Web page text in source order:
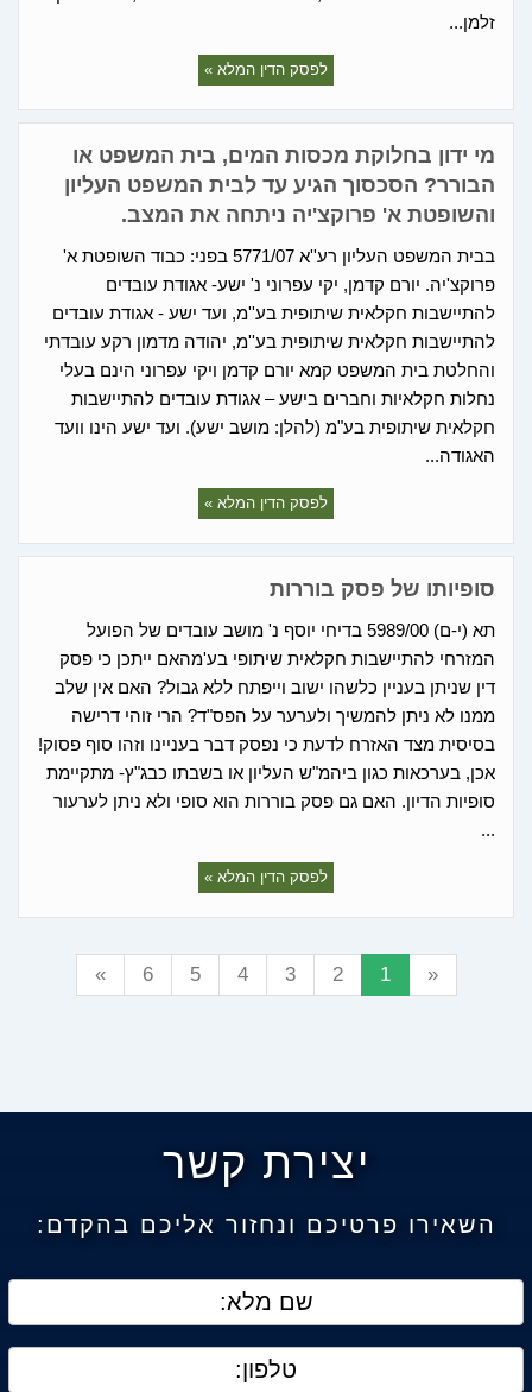
זלמן...
לפסק הדין המלא »
מי ידון בחלוקת מכסות המים, בית המשפט או
הבורר? הסכסוך הגיע עד לבית המשפט העליון
והשופטת א' פרוקצ'יה ניתחה את המצב.
בבית המשפט העליון רע''א 5771/07 בפני: כבוד השופטת א'
פרוקצ'יה. יורם קדמן, יקי עפרוני נ' ישע- אגודת עובדים
להתיישבות חקלאית שיתופית בע''מ, ועד ישע - אגודת עובדים
להתיישבות חקלאית שיתופית בע''מ, יהודה מדמון רקע עובדתי
והחלטת בית המשפט קמא יורם קדמן ויקי עפרוני הינם בעלי
נחלות חקלאיות וחברים בישע – אגודת עובדים להתיישבות
חקלאית שיתופית בע"מ (להלן: מושב ישע). ועד ישע הינו וועד
האגודה...
לפסק הדין המלא »
סופיותו של פסק בוררות
תא (י-ם) 5989/00 בדיחי יוסף נ' מושב עובדים של הפועל
המזרחי להתיישבות חקלאית שיתופי בע'מהאם ייתכן כי פסק
דין שניתן בעניין כלשהו ישוב וייפתח ללא גבול? האם אין שלב
ממנו לא ניתן להמשיך ולערער על הפס"ד? הרי זוהי דרישה
בסיסית מצד האזרח לדעת כי נפסק דבר בעניינו וזהו סוף פסוק!
אכן, בערכאות כגון ביהמ"ש העליון או בשבתו כבג"ץ- מתקיימת
סופיות הדיון. האם גם פסק בוררות הוא סופי ולא ניתן לערעור
...
לפסק הדין המלא »
«
1
2
3
4
5
6
»
יצירת קשר
השאירו פרטיכם ונחזור אליכם בהקדם: